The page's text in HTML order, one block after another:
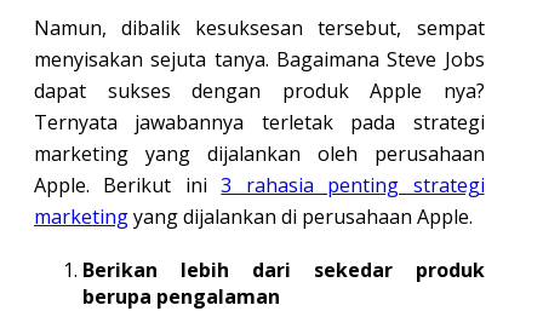
Namun, dibalik kesuksesan tersebut, sempat
menyisakan sejuta tanya. Bagaimana Steve Jobs
dapat sukses dengan produk Apple nya?
Ternyata jawabannya terletak pada strategi
marketing yang dijalankan oleh perusahaan
Apple. Berikut ini3 rahasia penting strategi
marketingyang dijalankan di perusahaan Apple.
Berikan lebih dari sekedar produk
berupa pengalaman